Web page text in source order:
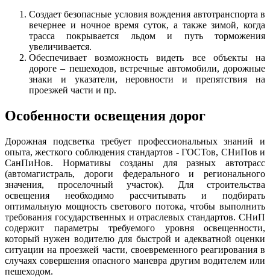
Создает безопасные условия вождения автотранспорта в
вечернее и ночное время суток, а также зимой, когда
трасса покрывается льдом и путь торможения
увеличивается.
Обеспечивает возможность видеть все объекты на
дороге – пешеходов, встречные автомобили, дорожные
знаки и указатели, неровности и препятствия на
проезжей части и пр.
Особенности освещения дорог
Дорожная подсветка требует профессиональных знаний и
опыта, жесткого соблюдения стандартов - ГОСТов, СНиПов и
СанПиНов. Нормативы созданы для разных автотрасс
(автомагистраль, дороги федерального и регионального
значения, проселочный участок). Для строительства
освещения необходимо рассчитывать и подбирать
оптимальную мощность светового потока, чтобы выполнить
требования государственных и отраслевых стандартов. СНиП
содержит параметры требуемого уровня освещенности,
который нужен водителю для быстрой и адекватной оценки
ситуации на проезжей части, своевременного реагирования в
случаях совершения опасного маневра другим водителем или
пешеходом.